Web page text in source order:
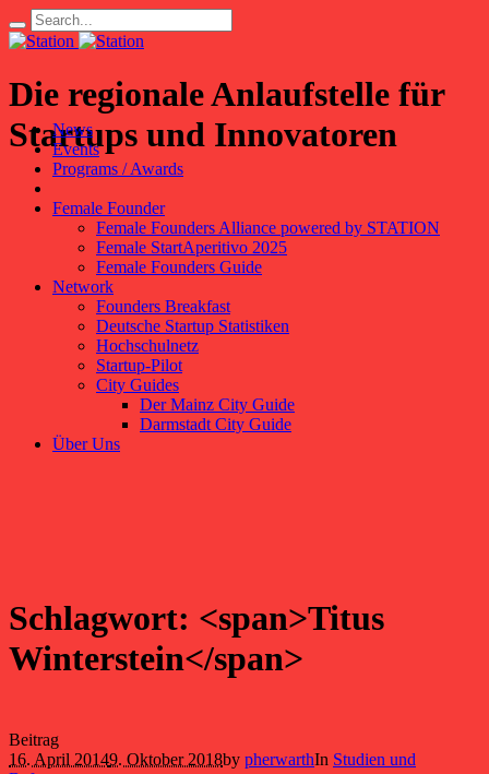
Die regionale Anlaufstelle für
Startups und Innovatoren
News
Events
Programs / Awards
Female Founder
Female Founders Alliance powered by STATION
Female StartAperitivo 2025
Female Founders Guide
Network
Founders Breakfast
Deutsche Startup Statistiken
Hochschulnetz
Startup-Pilot
City Guides
Der Mainz City Guide
Darmstadt City Guide
Über Uns
Schlagwort: <span>Titus
Winterstein</span>
Beitrag
16. April 20149. Oktober 2018by pherwarthIn Studien und